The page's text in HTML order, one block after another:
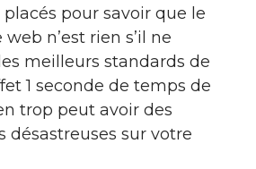
pour savoir que le
n’est rien s’il ne
meilleurs standards de
1 seconde de temps de
trop peut avoir des
désastreuses sur votre